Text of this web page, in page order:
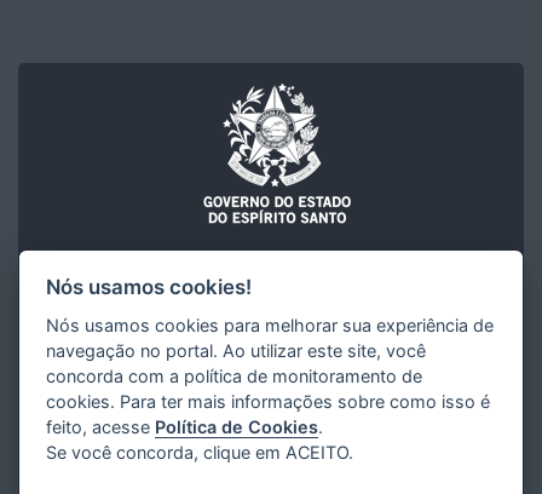
SECRETARIA DE ESTADO DA SEGURANÇA PÚBLICA E DEFESA
SESP
Governo do Estado do Espírito Santo
Nós usamos cookies!
Nós usamos cookies para melhorar sua experiência de
navegação no portal. Ao utilizar este site, você
concorda com a política de monitoramento de
cookies. Para ter mais informações sobre como isso é
feito, acesse Política de Cookies.
Se você concorda, clique em ACEITO.